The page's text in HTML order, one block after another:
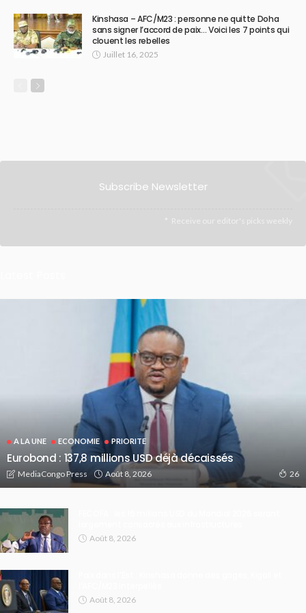
Kinshasa – AFC/M23 : personne ne quitte Doha
sans signer l’accord de paix… Voici les 7 points qui
clouent les rebelles
Juillet 16, 2025
Subscribe Newsletter
Receive our editor's picks weekly
A LA UNE ECONOMIE PRIORITE
Eurobond : 137,8 millions USD déjà décaissés
MediaCongo Press Août 8, 2026 26
Août 8, 2026
Août 8, 2026